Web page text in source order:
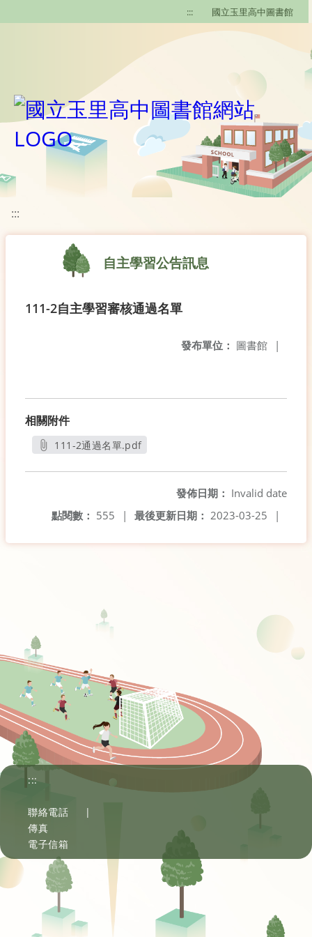
::: 國立玉里高中圖書館
:::
自主學習公告訊息
111-2自主學習審核通過名單
發布單位： 圖書館 |
相關附件
111-2通過名單.pdf
發佈日期： Invalid date
最後更新日期： 2023-03-25 |
點閱數： 555 |
:::
聯絡電話
|
傳真
電子信箱